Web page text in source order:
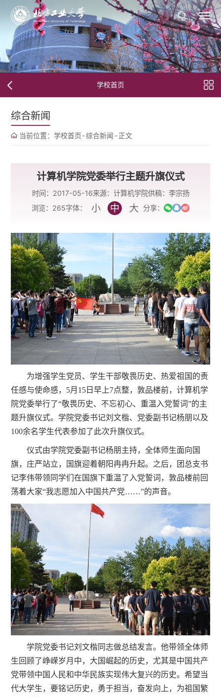
学校首页
综合新闻
当前位置： 学校首页-综合新闻 -正文
​计算机学院党委举行主题升旗仪式
时间：2017-05-16来源：计算机学院供稿：李宗扬
浏览： 265字体： 小 中 大 分享：
为增强学生党员、学生干部敬畏历史、热爱祖国的责
任感与使命感，5月15日早上7点整，敦品楼前，计算机学
院党委举行了“敬畏历史、不忘初心、重温入党誓词”的主
题升旗仪式。学院党委书记刘文楷、党委副书记杨朋以及
100余名学生代表参加了此次升旗仪式。
仪式由学院党委副书记杨朋主持，全体师生面向国
旗，庄严站立，国旗迎着朝阳冉冉升起。之后，团总支书
记李伟带领同学们在国旗下重温了入党誓词，敦品楼前回
荡着大家“我志愿加入中国共产党……”的声音。
学院党委书记刘文楷同志做总结发言。他带领全体师
生回顾了峥嵘岁月中，大国崛起的历史，尤其是中国共产
党带领中国人民和中华民族实现伟大复兴的历史。希望当
代大学生，要铭记历史，勇于担当，奋发向上，为祖国繁